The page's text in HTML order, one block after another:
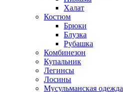
Халат
Костюм
Брюки
Блузка
Рубашка
Комбинезон
Купальник
Легинсы
Лосины
Мусульманская одежда